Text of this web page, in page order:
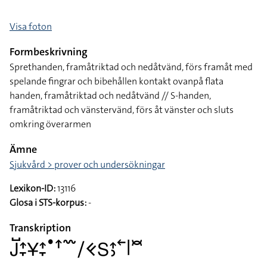
Visa foton
Formbeskrivning
Sprethanden, framåtriktad och nedåtvänd, förs framåt med
spelande fingrar och bibehållen kontakt ovanpå flata
handen, framåtriktad och nedåtvänd // S-handen,
framåtriktad och vänstervänd, förs åt vänster och sluts
omkring överarmen
Ämne
Sjukvård > prover och undersökningar
Lexikon-ID:13116
Glosa i STS-korpus:-
Transkription
􌤢􌤹􌤴􌥙􌥃􌤴􌥙􌤟􌦃􌥳􌥠􌤑􌥅􌤴􌤶􌥢􌥼􌥫